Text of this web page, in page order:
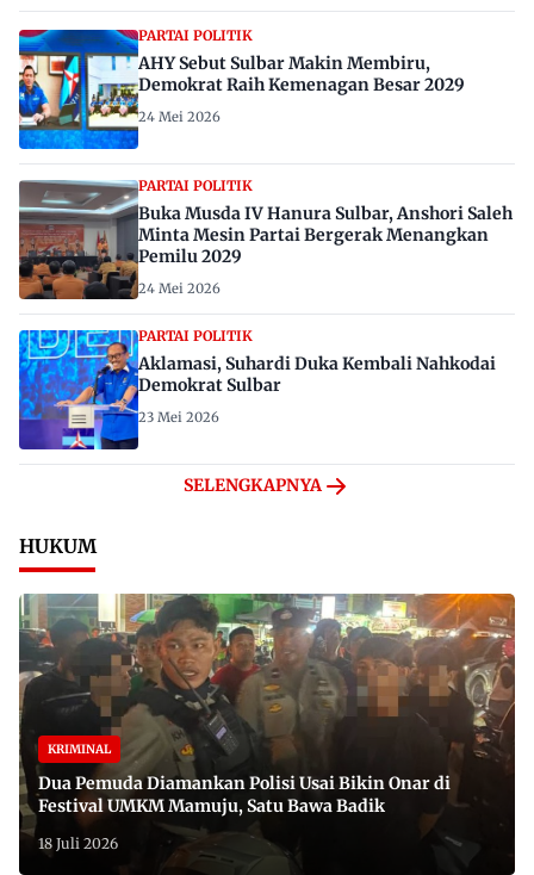
PARTAI POLITIK
AHY Sebut Sulbar Makin Membiru,
Demokrat Raih Kemenagan Besar 2029
24 Mei 2026
PARTAI POLITIK
Buka Musda IV Hanura Sulbar, Anshori Saleh
Minta Mesin Partai Bergerak Menangkan
Pemilu 2029
24 Mei 2026
PARTAI POLITIK
Aklamasi, Suhardi Duka Kembali Nahkodai
Demokrat Sulbar
23 Mei 2026
SELENGKAPNYA
HUKUM
KRIMINAL
Dua Pemuda Diamankan Polisi Usai Bikin Onar di
Festival UMKM Mamuju, Satu Bawa Badik
18 Juli 2026